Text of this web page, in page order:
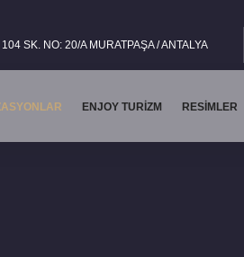
SK. NO: 20/A MURATPAŞA / ANTALYA
ENJOY TURIZM RESIMLER